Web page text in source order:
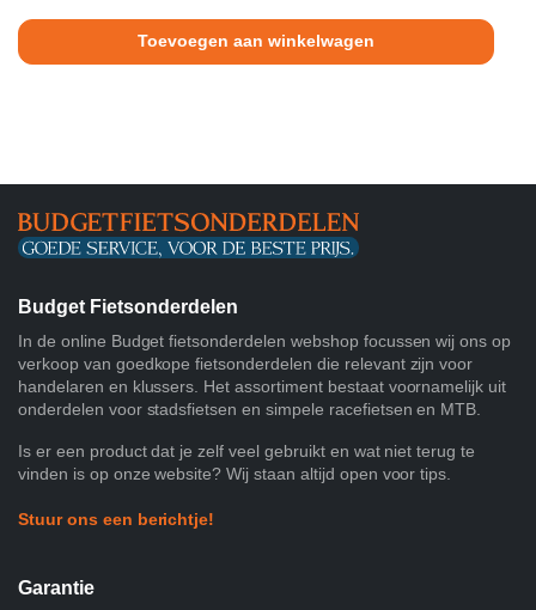
Toevoegen aan winkelwagen
Budget Fietsonderdelen
In de online Budget fietsonderdelen webshop focussen wij ons op
verkoop van goedkope fietsonderdelen die relevant zijn voor
handelaren en klussers. Het assortiment bestaat voornamelijk uit
onderdelen voor stadsfietsen en simpele racefietsen en MTB.
Is er een product dat je zelf veel gebruikt en wat niet terug te
vinden is op onze website? Wij staan altijd open voor tips.
Stuur ons een berichtje!
Garantie